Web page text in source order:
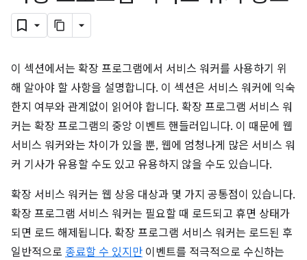
이 섹션에서는 확장 프로그램에서 서비스 워커를 사용하기 위
해 알아야 할 사항을 설명합니다. 이 섹션은 서비스 워커에 익숙
한지 여부와 관계없이 읽어야 합니다. 확장 프로그램 서비스 워
커는 확장 프로그램의 중앙 이벤트 핸들러입니다. 이 때문에 웹
서비스 워커와는 차이가 있을 뿐, 웹에 엄청나게 많은 서비스 워
커 기사가 유용할 수도 있고 유용하지 않을 수도 있습니다.
확장 서비스 워커는 웹 상응 대상과 몇 가지 공통점이 있습니다.
확장 프로그램 서비스 워커는 필요할 때 로드되고 휴면 상태가
되면 로드 해제됩니다. 확장 프로그램 서비스 워커는 로드된 후
일반적으로 종료할 수 있지만 이벤트를 적극적으로 수신하는